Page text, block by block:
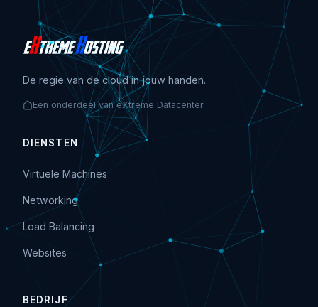
De regie van de cloud in jouw handen.
Een onderdeel van eXtreme Datacenter
DIENSTEN
Virtuele Machines
Networking
Load Balancing
Websites
BEDRIJF